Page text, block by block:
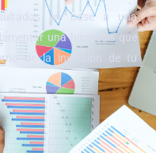
en base a una
una hipotesis que
de la inversión de tu